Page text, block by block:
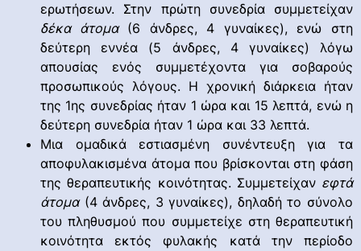
ερωτήσεων. Στην πρώτη συνεδρία συμμετείχαν
δέκα άτομα(6 άνδρες, 4 γυναίκες), ενώ στη
δεύτερη εννέα (5 άνδρες, 4 γυναίκες) λόγω
απουσίας ενός συμμετέχοντα για σοβαρούς
προσωπικούς λόγους. Η χρονική διάρκεια ήταν
της 1ης συνεδρίας ήταν 1 ώρα και 15 λεπτά, ενώ η
δεύτερη συνεδρία ήταν 1 ώρα και 33 λεπτά.
Μια ομαδικά εστιασμένη συνέντευξη για τα
αποφυλακισμένα άτομα που βρίσκονται στη φάση
της θεραπευτικής κοινότητας. Συμμετείχαν εφτά
άτομα(4 άνδρες, 3 γυναίκες), δηλαδή το σύνολο
του πληθυσμού που συμμετείχε στη θεραπευτική
κοινότητα εκτός φυλακής κατά την περίοδο